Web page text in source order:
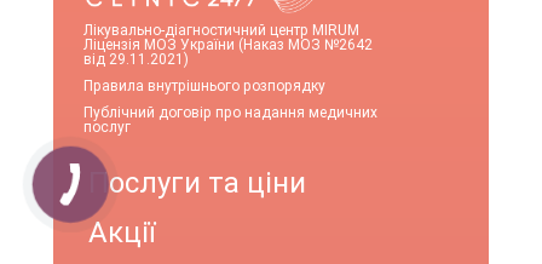
Лікувально-діагностичний центр MIRUM
Ліцензія МОЗ України (Наказ МОЗ №2642
від 29.11.2021)
Правила внутрішнього розпорядку
Публічний договір про надання медичних
послуг
Послуги та ціни
Акції